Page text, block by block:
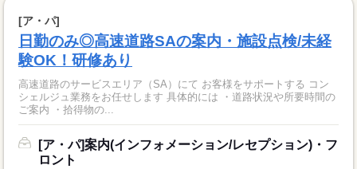
[ア・パ]
日勤のみ◎高速道路SAの案内・施設点検/未経
験OK！研修あり
高速道路のサービスエリア（SA）にて お客様をサポートする コン
シェルジュ業務をお任せします 具体的には ・道路状況や所要時間の
ご案内 ・拾得物の...
[ア・パ]案内(インフォメーション/レセプション)・フ
ロント